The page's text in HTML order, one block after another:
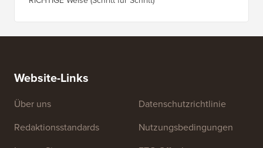
5 beste WordPress E-Commerce-Plugins im Vergleich So